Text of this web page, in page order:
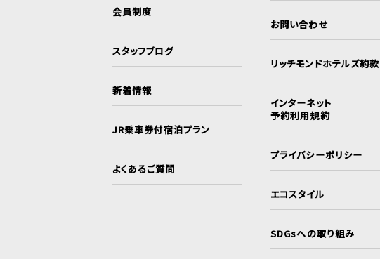
会員制度
スタッフブログ
新着情報
JR乗車券付宿泊プラン
よくあるご質問
お問い合わせ
リッチモンドホテルズ約款
インターネット
予約利用規約
プライバシーポリシー
エコスタイル
SDGsへの取り組み